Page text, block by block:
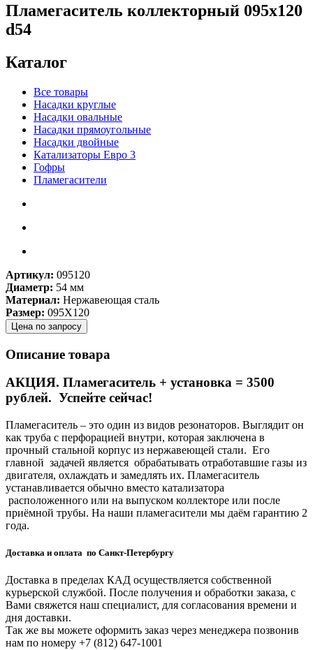
Пламегаситель коллекторный 095х120
d54
Каталог
Все товары
Насадки круглые
Насадки овальные
Насадки прямоугольные
Насадки двойные
Катализаторы Евро 3
Гофры
Пламегасители
Артикул: 095120
Диаметр: 54 мм
Материал: Нержавеющая сталь
Размер: 095X120
Цена по запросу
Описание товара
АКЦИЯ. Пламегаситель + установка = 3500
рублей. Успейте сейчас!
Пламегаситель – это один из видов резонаторов. Выглядит он
как труба с перфорацией внутри, которая заключена в
прочный стальной корпус из нержавеющей стали. Его
главной задачей является обрабатывать отработавшие газы из
двигателя, охлаждать и замедлять их. Пламегаситель
устанавливается обычно вместо катализатора
расположенного или на выпуском коллекторе или после
приёмной трубы. На наши пламегасители мы даём гарантию 2
года.
Доставка и оплата по Санкт-Петербургу
Доставка в пределах КАД осуществляется собственной
курьерской службой. После получения и обработки заказа, с
Вами свяжется наш специалист, для согласования времени и
дня доставки.
Так же вы можете оформить заказ через менеджера позвонив
нам по номеру +7 (812) 647-1001